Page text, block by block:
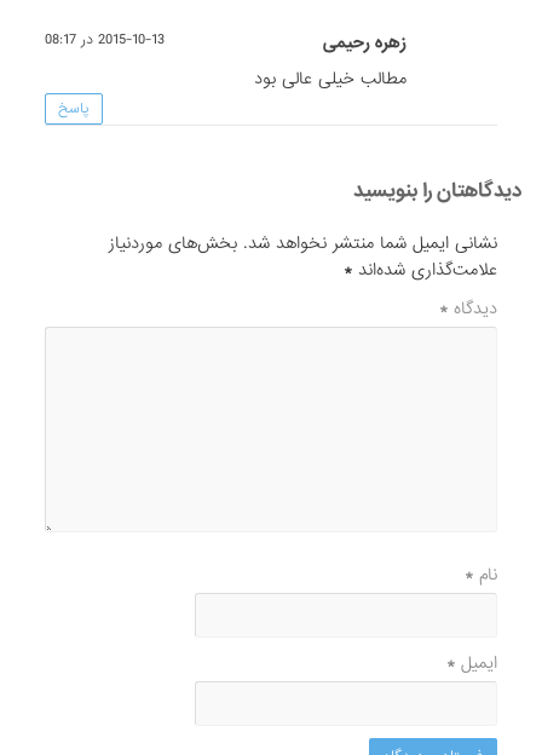
زهره رحیمی 2015-10-13 در 08:17
مطالب خیلی عالی بود
پاسخ
دیدگاهتان را بنویسید
نشانی ایمیل شما منتشر نخواهد شد. بخش‌های موردنیاز
علامت‌گذاری شده‌اند*
دیدگاه*
نام*
ایمیل*